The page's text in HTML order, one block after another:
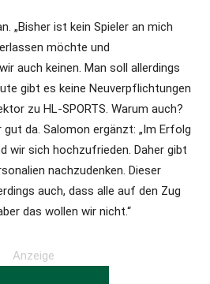
„Bisher ist kein Spieler an mich
möchte und
auch keinen. Man soll allerdings
gibt es keine Neuverpflichtungen
zu HL-SPORTS. Warum auch?
da. Salomon ergänzt: „Im Erfolg
wir sich hochzufrieden. Daher gibt
nachzudenken. Dieser
auch, dass alle auf den Zug
das wollen wir nicht.“
Anzeige